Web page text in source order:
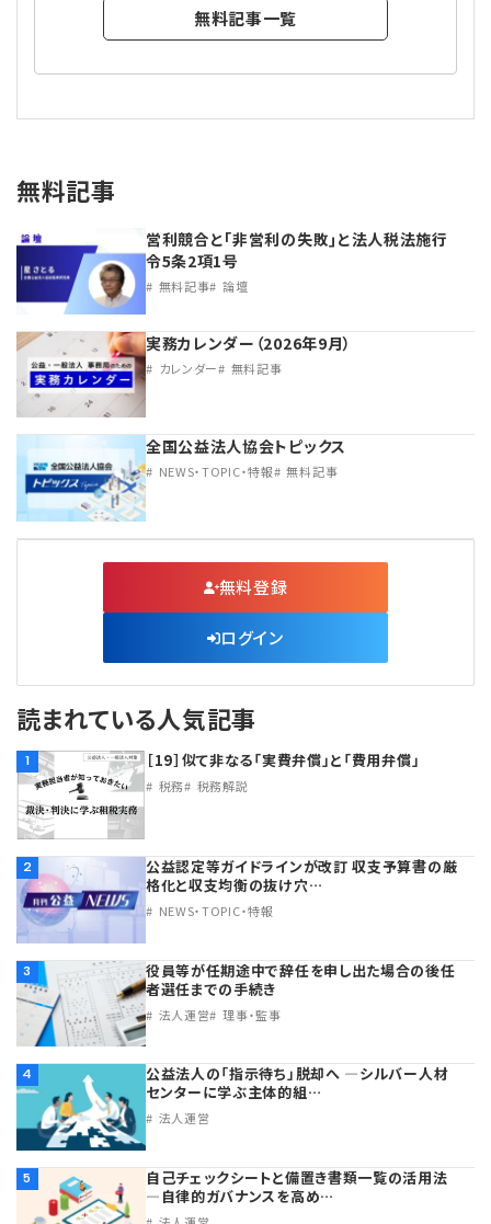
無料記事一覧
無料記事
営利競合と｢非営利の失敗｣と法人税法施行
令5条2項1号
無料記事 論壇
実務カレンダー（2026年9月）
カレンダー 無料記事
全国公益法人協会トピックス
NEWS・TOPIC・特報 無料記事
無料登録
ログイン
読まれている人気記事
1 ［19］似て非なる「実費弁償」と「費用弁償」
税務 税務解説
2
公益認定等ガイドラインが改訂 収支予算書の厳
格化と収支均衡の抜け穴…
NEWS・TOPIC・特報
3
役員等が任期途中で辞任を申し出た場合の後任
者選任までの手続き
法人運営 理事・監事
4
公益法人の「指示待ち」脱却へ ―シルバー人材
センターに学ぶ主体的組…
法人運営
5
自己チェックシートと備置き書類一覧の活用法
―自律的ガバナンスを高め…